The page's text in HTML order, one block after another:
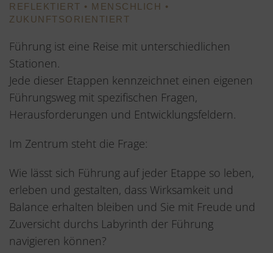
REFLEKTIERT • MENSCHLICH •
ZUKUNFTSORIENTIERT
Führung ist eine Reise mit unterschiedlichen
Stationen.
Jede dieser Etappen kennzeichnet einen eigenen
Führungsweg mit spezifischen Fragen,
Herausforderungen und Entwicklungsfeldern.
Im Zentrum steht die Frage:
Wie lässt sich Führung auf jeder Etappe so leben,
erleben und gestalten, dass Wirksamkeit und
Balance erhalten bleiben und Sie mit Freude und
Zuversicht durchs Labyrinth der Führung
navigieren können?